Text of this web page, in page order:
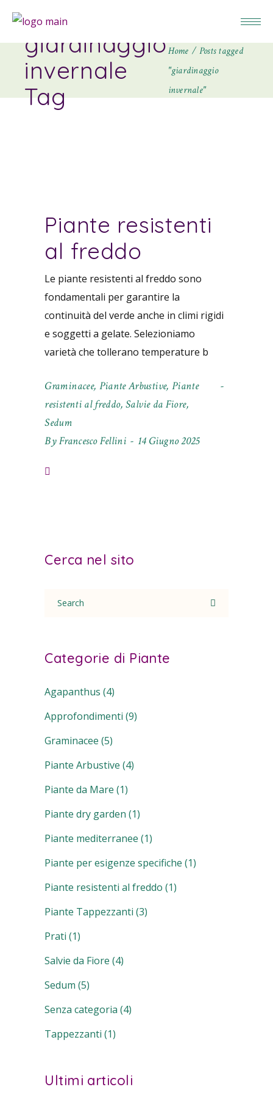
giardinaggio
invernale
Tag
Home
Posts tagged
"giardinaggio
invernale"
Piante resistenti
al freddo
Le piante resistenti al freddo sono
fondamentali per garantire la
continuità del verde anche in climi rigidi
e soggetti a gelate. Selezioniamo
varietà che tollerano temperature b
Graminacee, Piante Arbustive, Piante
resistenti al freddo,Salvie da Fiore,
Sedum
ByFrancesco Fellini 14 Giugno 2025
Cerca nel sito
for:
Categorie di Piante
Agapanthus (4)
Approfondimenti (9)
Graminacee (5)
Piante Arbustive (4)
Piante da Mare (1)
Piante dry garden (1)
Piante mediterranee (1)
Piante per esigenze specifiche (1)
Piante resistenti al freddo (1)
Piante Tappezzanti (3)
Prati (1)
Salvie da Fiore (4)
Sedum (5)
Senza categoria (4)
Tappezzanti (1)
Ultimi articoli